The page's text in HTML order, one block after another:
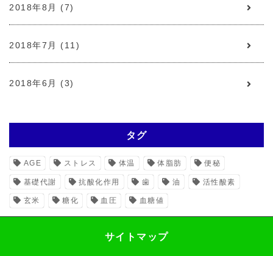
2018年8月 (7)
2018年7月 (11)
2018年6月 (3)
タグ
AGE ストレス 体温 体脂肪 便秘
基礎代謝 抗酸化作用 歯 油 活性酸素
玄米 糖化 血圧 血糖値
サイトマップ